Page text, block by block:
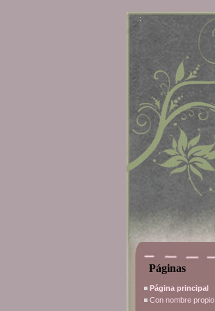
Páginas
Página principal
Con nombre propio